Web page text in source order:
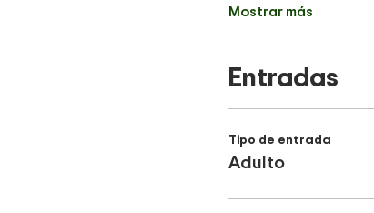
Mostrar más
Entradas
Tipo de entrada
Adulto